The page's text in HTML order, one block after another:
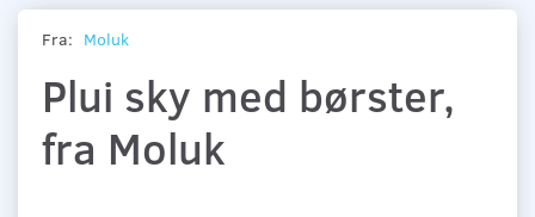
Fra: Moluk
Plui sky med børster,
fra Moluk